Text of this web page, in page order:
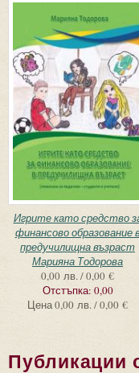
Игрите като средство
финансово образование
предучилищна възраст
Марияна Тодорова
0,00 лв. / 0,00 €
Отстъпка: 0,00
Цена0,00 лв. / 0,00 €
Публикации